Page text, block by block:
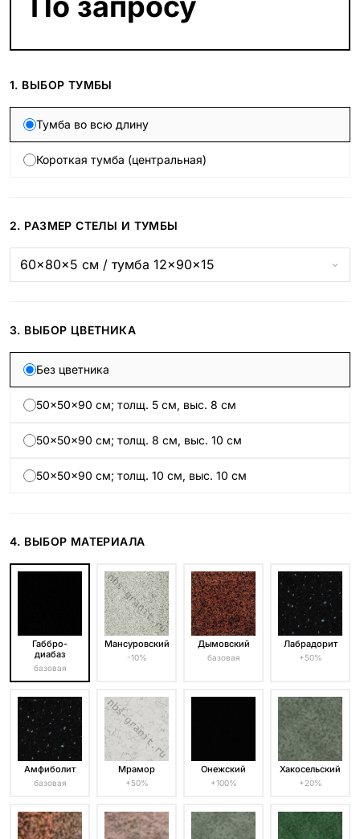
1. ВЫБОР ТУМБЫ
Тумба во всю длину
Короткая тумба (центральная)
2. РАЗМЕР СТЕЛЫ И ТУМБЫ
3. ВЫБОР ЦВЕТНИКА
Без цветника
50×50×90 см; толщ. 5 см, выс. 8 см
50×50×90 см; толщ. 8 см, выс. 10 см
50×50×90 см; толщ. 10 см, выс. 10 см
4. ВЫБОР МАТЕРИАЛА
Габбро-
диабаз
базовая
Мансуровский
-10%
Дымовский
базовая
Лабрадорит
+50%
Амфиболит
базовая
Мрамор
+50%
Онежский
+100%
Хакосельский
+20%